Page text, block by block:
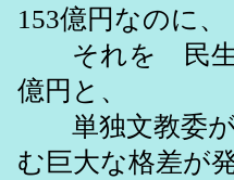
153億円なのに、
それを 民生
億円と、
単独文教委が
む巨大な格差が